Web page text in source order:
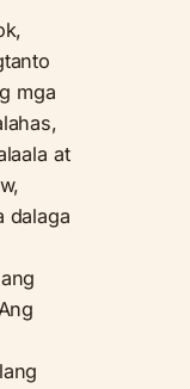
mga
at
dalaga